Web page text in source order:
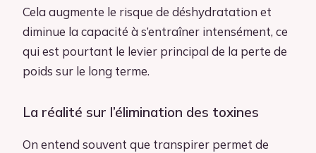
Cela augmente le risque de déshydratation et
diminue la capacité à s’entraîner intensément, ce
qui est pourtant le levier principal de la perte de
poids sur le long terme.
La réalité sur l’élimination des toxines
On entend souvent que transpirer permet de